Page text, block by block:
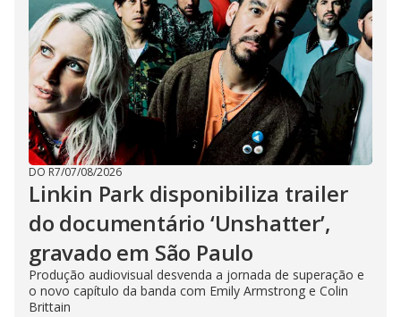
DO R7/07/08/2026
Linkin Park disponibiliza trailer
do documentário ‘Unshatter’,
gravado em São Paulo
Produção audiovisual desvenda a jornada de superação e
o novo capítulo da banda com Emily Armstrong e Colin
Brittain